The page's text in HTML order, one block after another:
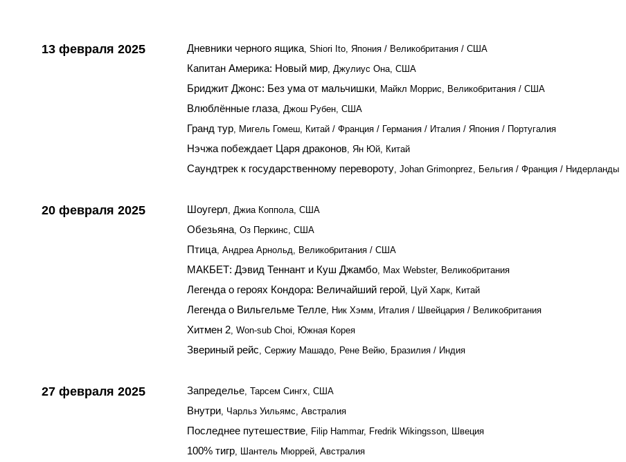
13 февраля 2025 Дневники черного ящика, Shiori Ito, Япония / Великобритания / США
Капитан Америка: Новый мир, Джулиус Она, США
Бриджит Джонс: Без ума от мальчишки, Майкл Моррис, Великобритания / США
Влюблённые глаза, Джош Рубен, США
Гранд тур, Мигель Гомеш, Китай / Франция / Германия / Италия / Япония / Португалия
Нэчжа побеждает Царя драконов, Ян Юй, Китай
Саундтрек к государственному перевороту, Johan Grimonprez, Бельгия / Франция / Нидерланды
20 февраля 2025 Шоугерл, Джиа Коппола, США
Обезьяна, Оз Перкинс, США
Птица, Андреа Арнольд, Великобритания / США
МАКБЕТ: Дэвид Теннант и Куш Джамбо, Max Webster, Великобритания
Легенда о героях Кондора: Величайший герой, Цуй Харк, Китай
Легенда о Вильгельме Телле, Ник Хэмм, Италия / Швейцария / Великобритания
Хитмен 2, Won-sub Choi, Южная Корея
Звериный рейс, Сержиу Машадо, Рене Вейю, Бразилия / Индия
27 февраля 2025 Запределье, Тарсем Сингх, США
Внутри, Чарльз Уильямс, Австралия
Последнее путешествие, Filip Hammar, Fredrik Wikingsson, Швеция
100% тигр, Шантель Мюррей, Австралия